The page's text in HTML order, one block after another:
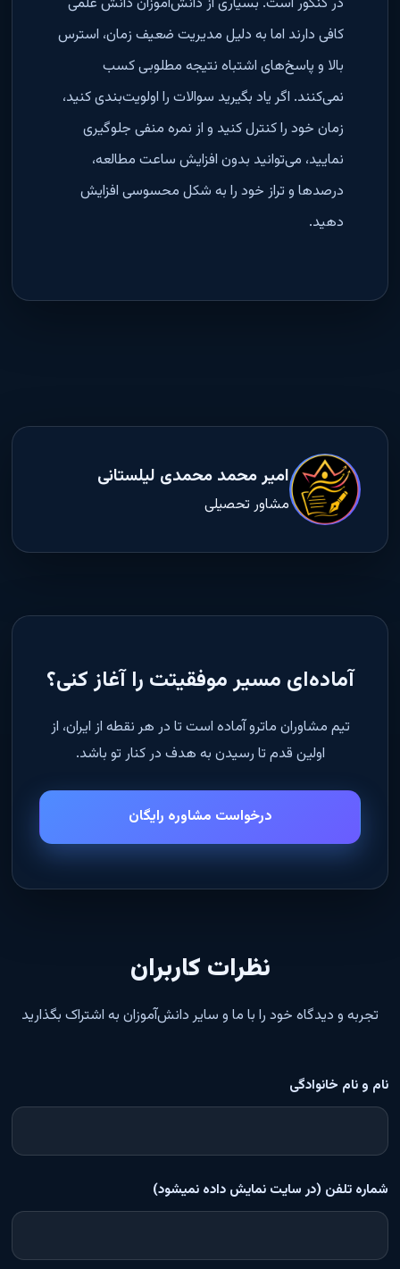
کافی دارند اما به دلیل مدیریت ضعیف زمان، استرس
بالا و پاسخ‌های اشتباه نتیجه مطلوبی کسب
نمی‌کنند. اگر یاد بگیرید سوالات را اولویت‌بندی کنید،
زمان خود را کنترل کنید و از نمره منفی جلوگیری
نمایید، می‌توانید بدون افزایش ساعت مطالعه،
درصدها و تراز خود را به شکل محسوسی افزایش
دهید.
امیر محمد محمدی لیلستانی
مشاور تحصیلی
آماده‌ای مسیر موفقیتت را آغاز کنی؟
تیم مشاوران ماترو آماده است تا در هر نقطه از ایران، از
اولین قدم تا رسیدن به هدف در کنار تو باشد.
درخواست مشاوره رایگان
نظرات کاربران
تجربه و دیدگاه خود را با ما و سایر دانش‌آموزان به اشتراک بگذارید
نام و نام خانوادگی
شماره تلفن (در سایت نمایش داده نمیشود)